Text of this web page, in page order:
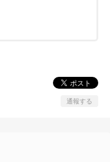
通報する